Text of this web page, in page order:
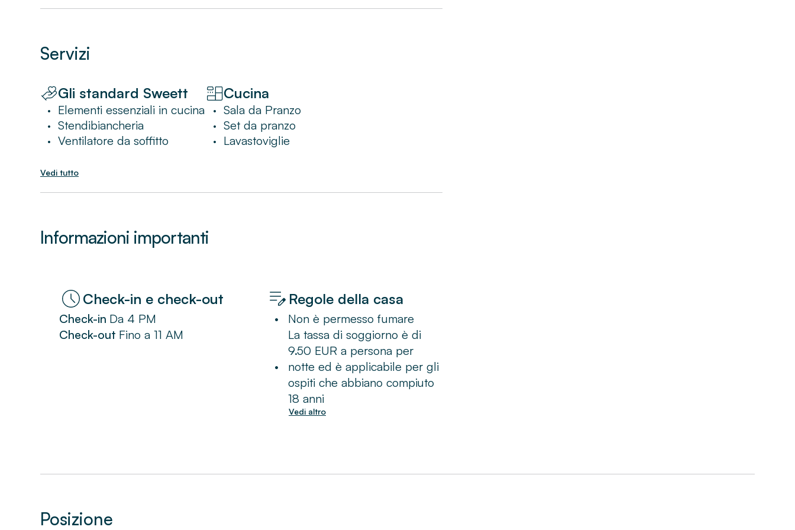
Servizi
Gli standard Sweett
• Elementi essenziali in cucina
• Stendibiancheria
• Ventilatore da soffitto
Cucina
• Sala da Pranzo
• Set da pranzo
• Lavastoviglie
Vedi tutto
Informazioni importanti
Check-in e check-out
Check-in Da 4 PM
Check-out Fino a 11 AM
Regole della casa
• Non è permesso fumare
•
La tassa di soggiorno è di
9.50 EUR a persona per
notte ed è applicabile per gli
ospiti che abbiano compiuto
18 anni
Vedi altro
Posizione